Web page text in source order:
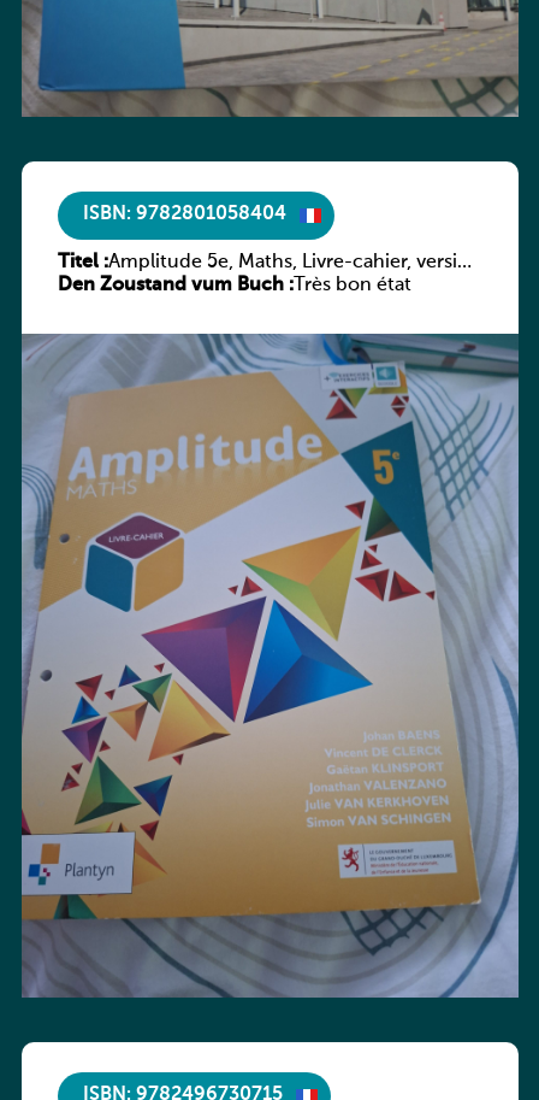
ISBN: 9782801058404
Titel :Amplitude 5e, Maths, Livre-cahier, version
luxembourgeoise
Den Zoustand vum Buch :Très bon état
ISBN: 9782496730715